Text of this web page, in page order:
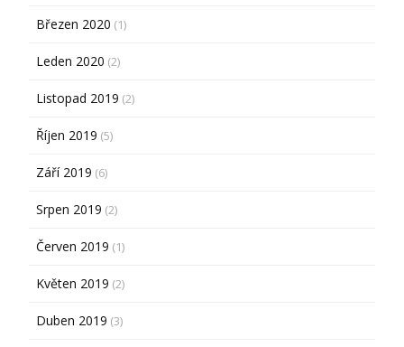
Březen 2020 (1)
Leden 2020 (2)
Listopad 2019 (2)
Říjen 2019 (5)
Září 2019 (6)
Srpen 2019 (2)
Červen 2019 (1)
Květen 2019 (2)
Duben 2019 (3)